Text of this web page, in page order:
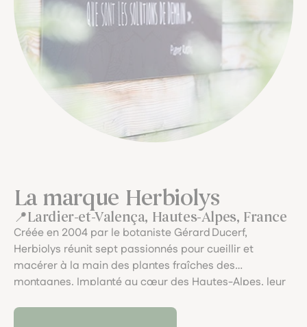
La marque Herbiolys
Lardier-et-Valença, Hautes-Alpes, France
Créée en 2004 par le botaniste Gérard Ducerf,
Herbiolys réunit sept passionnés pour cueillir et
macérer à la main des plantes fraîches des
montagnes. Implanté au cœur des Hautes-Alpes, leur
exemplaire et allie rigueur scientifique, macérations